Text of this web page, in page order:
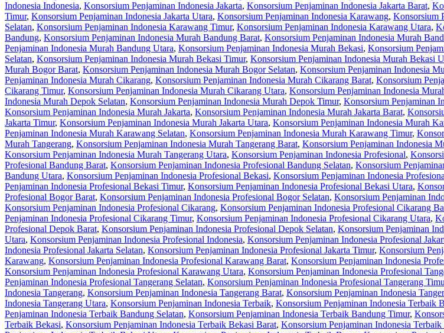
Indonesia Indonesia, Konsorsium Penjaminan Indonesia Jakarta, Konsorsium Penjaminan Indonesia Jakarta Barat,
Timur, Konsorsium Penjaminan Indonesia Jakarta Utara, Konsorsium Penjaminan Indonesia Karawang, Konsorsium
Selatan, Konsorsium Penjaminan Indonesia Karawang Timur, Konsorsium Penjaminan Indonesia Karawang Utara,
Bandung, Konsorsium Penjaminan Indonesia Murah Bandung Barat, Konsorsium Penjaminan Indonesia Murah
Penjaminan Indonesia Murah Bandung Utara, Konsorsium Penjaminan Indonesia Murah Bekasi, Konsorsium
Selatan, Konsorsium Penjaminan Indonesia Murah Bekasi Timur, Konsorsium Penjaminan Indonesia Murah Bekasi
Murah Bogor Barat, Konsorsium Penjaminan Indonesia Murah Bogor Selatan, Konsorsium Penjaminan Indonesia
Penjaminan Indonesia Murah Cikarang, Konsorsium Penjaminan Indonesia Murah Cikarang Barat, Konsorsium
Cikarang Timur, Konsorsium Penjaminan Indonesia Murah Cikarang Utara, Konsorsium Penjaminan Indonesia
Indonesia Murah Depok Selatan, Konsorsium Penjaminan Indonesia Murah Depok Timur, Konsorsium Penjaminan
Konsorsium Penjaminan Indonesia Murah Jakarta, Konsorsium Penjaminan Indonesia Murah Jakarta Barat,
Jakarta Timur, Konsorsium Penjaminan Indonesia Murah Jakarta Utara, Konsorsium Penjaminan Indonesia Murah
Penjaminan Indonesia Murah Karawang Selatan, Konsorsium Penjaminan Indonesia Murah Karawang Timur,
Murah Tangerang, Konsorsium Penjaminan Indonesia Murah Tangerang Barat, Konsorsium Penjaminan Indonesia
Konsorsium Penjaminan Indonesia Murah Tangerang Utara, Konsorsium Penjaminan Indonesia Profesional,
Profesional Bandung Barat, Konsorsium Penjaminan Indonesia Profesional Bandung Selatan, Konsorsium
Bandung Utara, Konsorsium Penjaminan Indonesia Profesional Bekasi, Konsorsium Penjaminan Indonesia
Penjaminan Indonesia Profesional Bekasi Timur, Konsorsium Penjaminan Indonesia Profesional Bekasi Utara,
Profesional Bogor Barat, Konsorsium Penjaminan Indonesia Profesional Bogor Selatan, Konsorsium Penjaminan
Konsorsium Penjaminan Indonesia Profesional Cikarang, Konsorsium Penjaminan Indonesia Profesional Cikarang
Penjaminan Indonesia Profesional Cikarang Timur, Konsorsium Penjaminan Indonesia Profesional Cikarang Utara,
Profesional Depok Barat, Konsorsium Penjaminan Indonesia Profesional Depok Selatan, Konsorsium Penjaminan
Utara, Konsorsium Penjaminan Indonesia Profesional Indonesia, Konsorsium Penjaminan Indonesia Profesional
Indonesia Profesional Jakarta Selatan, Konsorsium Penjaminan Indonesia Profesional Jakarta Timur, Konsorsium
Karawang, Konsorsium Penjaminan Indonesia Profesional Karawang Barat, Konsorsium Penjaminan Indonesia
Konsorsium Penjaminan Indonesia Profesional Karawang Utara, Konsorsium Penjaminan Indonesia Profesional
Penjaminan Indonesia Profesional Tangerang Selatan, Konsorsium Penjaminan Indonesia Profesional Tangerang
Indonesia Tangerang, Konsorsium Penjaminan Indonesia Tangerang Barat, Konsorsium Penjaminan Indonesia
Indonesia Tangerang Utara, Konsorsium Penjaminan Indonesia Terbaik, Konsorsium Penjaminan Indonesia Terbaik
Penjaminan Indonesia Terbaik Bandung Selatan, Konsorsium Penjaminan Indonesia Terbaik Bandung Timur,
Terbaik Bekasi, Konsorsium Penjaminan Indonesia Terbaik Bekasi Barat, Konsorsium Penjaminan Indonesia Terbaik